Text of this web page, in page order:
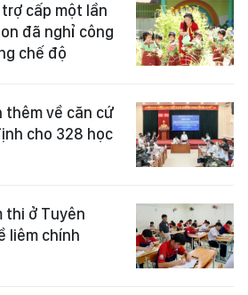
cấp một lần
đã nghỉ công
chế độ
thêm về căn cứ
cho 328 học
thi ở Tuyên
liêm chính